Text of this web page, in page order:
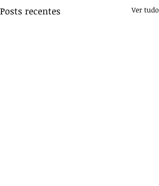
Posts recentes Ver tudo